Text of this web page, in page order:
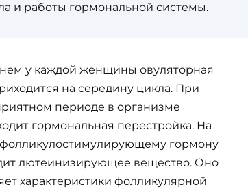
и работы гормональной системы.
у каждой женщины овуляторная
на середину цикла. При
периоде в организме
гормональная перестройка. На
гормону
лютеинизирующее вещество. Оно
характеристики фолликулярной